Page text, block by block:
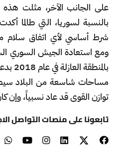
على الجانب الآخر، مثلت هذه
بالنسبة لسوريا، التي طالما
شرط أساسي لأي اتفاق سلام
ومع استعادة الجيش السوري
مساحات شاسعة من البلاد
توازن القوى قد عاد نسبياً، وإن
تابعونا على منصات التواصل